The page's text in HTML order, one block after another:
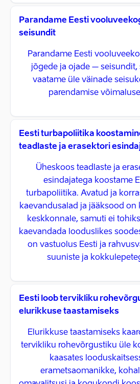
Parandame Eesti
seisundit
Parandame Eesti
jõgede ja ojade – seisundit,
vaatame üle väinade
parendamise
Eesti turbapoliitika
teadlaste ja erasektori
Üheskoos teadlaste ja
esindajatega koostame
turbapoliitika. Avatud ja
kaevandusalad ja jääksood on
keskkonnale, samuti ei
kaevandada looduslikes
on vastuolus Eesti ja
suuniste ja
Eesti loob tervikliku
elurikkuse taastamiseks
Elurikkuse taastamiseks
tervikliku rohevõrgustiku üle
kaasates
erametsaomanikke,